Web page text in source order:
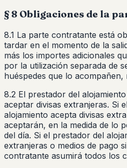
§ 8 Obligaciones de la
8.1 La parte contratante está
tardar en el momento de la
más los importes adicionales
por la utilización separada de
huéspedes que lo acompañen,
8.2 El prestador del
aceptar divisas extranjeras. Si
alojamiento acepta divisas
aceptarán, en la medida de lo
del día. Si el prestador del
extranjeras o medios de pago
contratante asumirá todos los